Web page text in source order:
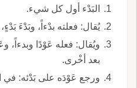
البَدْء أول كل شيء.
يُقال: فعلته بدْءاً، وبَدْءَ
ويُقال: فعله عَوْدًا وبدءاً،
بعد أخْرى.
ورجع عَوْدَه على بَدْئه: في